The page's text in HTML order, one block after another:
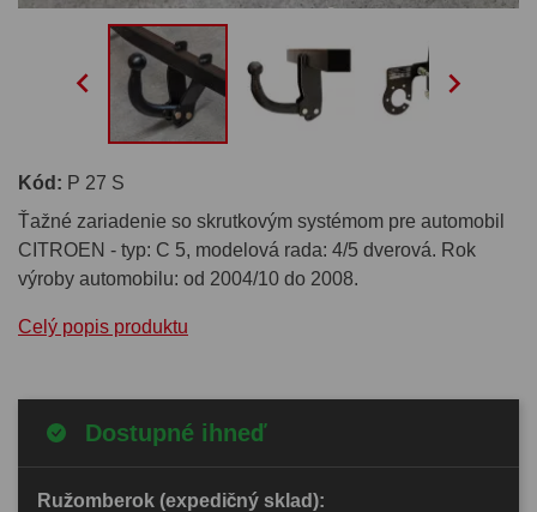
 
Kód: P 27 S
Ťažné zariadenie so skrutkovým systémom pre automobil
CITROEN - typ: C 5, modelová rada: 4/5 dverová. Rok
výroby automobilu: od 2004/10 do 2008.
Celý popis produktu
Dostupné ihneď
Ružomberok (expedičný sklad):